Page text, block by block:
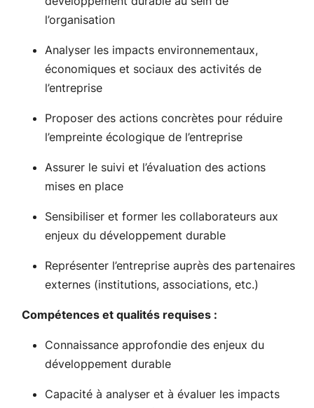
l’organisation
Analyser les impacts environnementaux,
économiques et sociaux des activités de
l’entreprise
Proposer des actions concrètes pour réduire
l’empreinte écologique de l’entreprise
Assurer le suivi et l’évaluation des actions
mises en place
Sensibiliser et former les collaborateurs aux
enjeux du développement durable
Représenter l’entreprise auprès des partenaires
externes (institutions, associations, etc.)
Compétences et qualités requises :
Connaissance approfondie des enjeux du
développement durable
Capacité à analyser et à évaluer les impacts